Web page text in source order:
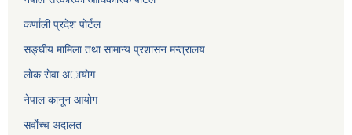
कर्णाली प्रदेश पोर्टल
सङ्घीय मामिला तथा सामान्य प्रशासन मन्त्रालय
लाेक सेवा अायाेग
नेपाल कानून आयोग
सर्वाेच्च अदालत